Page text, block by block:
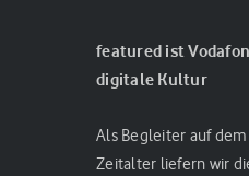
featured ist
digitale Kultur
Als Begleiter auf dem
Zeitalter liefern wir